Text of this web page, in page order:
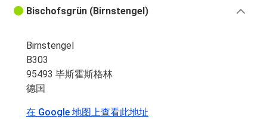
Bischofsgrün (Birnstengel)
Birnstengel
B303
95493 毕斯霍斯格林
德国
在 Google 地图上查看此地址